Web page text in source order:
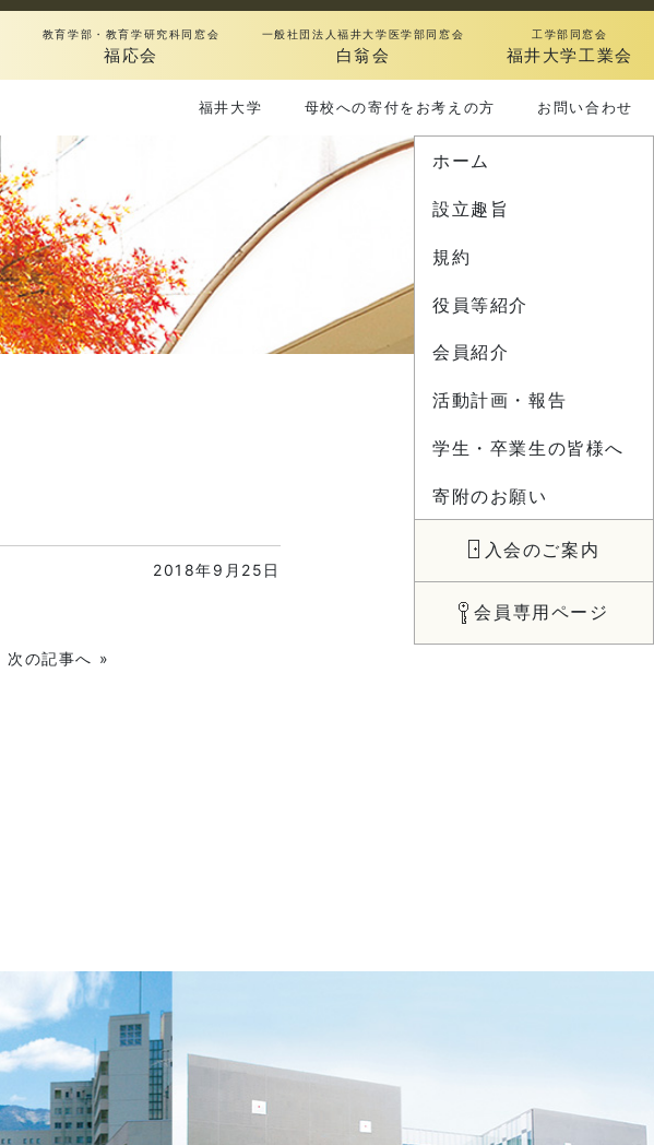
教育学部・教育学研究科同窓会
福応会
一般社団法人福井大学医学部同窓会
白翁会
工学部同窓会
福井大学工業会
福井大学 母校への寄付をお考えの方 お問い合わせ
ホーム
設立趣旨
規約
役員等紹介
会員紹介
活動計画・報告
学生・卒業生の皆様へ
寄附のお願い
入会のご案内
会員専用ページ
2018年9月25日
次の記事へ »